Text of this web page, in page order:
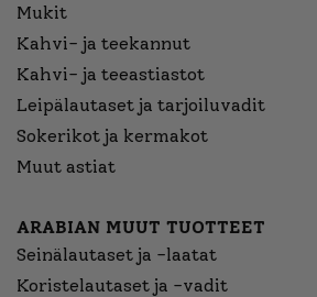
Mukit
Kahvi- ja teekannut
Kahvi- ja teeastiastot
Leipälautaset ja tarjoiluvadit
Sokerikot ja kermakot
Muut astiat
ARABIAN MUUT TUOTTEET
Seinälautaset ja -laatat
Koristelautaset ja -vadit